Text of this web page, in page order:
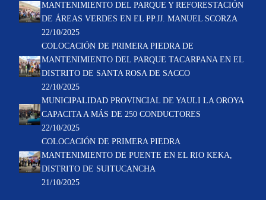
MANTENIMIENTO DEL PARQUE Y REFORESTACIÓN
DE ÁREAS VERDES EN EL PP.JJ. MANUEL SCORZA
22/10/2025
COLOCACIÓN DE PRIMERA PIEDRA DE
MANTENIMIENTO DEL PARQUE TACARPANA EN EL
DISTRITO DE SANTA ROSA DE SACCO
22/10/2025
MUNICIPALIDAD PROVINCIAL DE YAULI LA OROYA
CAPACITA A MÁS DE 250 CONDUCTORES
22/10/2025
COLOCACIÓN DE PRIMERA PIEDRA
MANTENIMIENTO DE PUENTE EN EL RIO KEKA,
DISTRITO DE SUITUCANCHA
21/10/2025